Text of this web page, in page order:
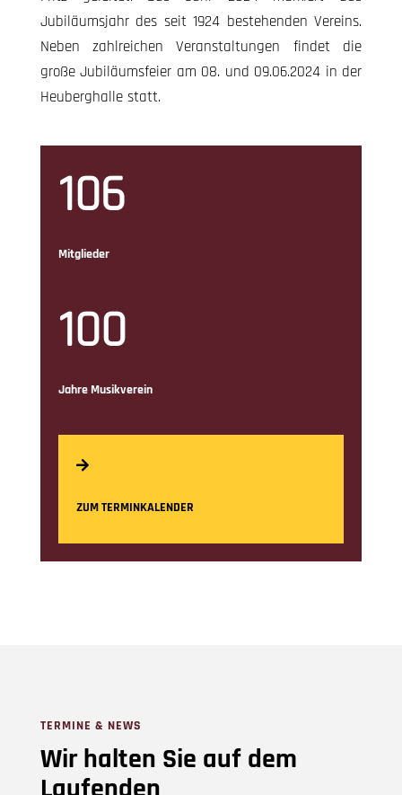
Jubiläumsjahr des seit 1924 bestehenden Vereins.
Neben zahlreichen Veranstaltungen findet die
große Jubiläumsfeier am 08. und 09.06.2024 in der
Heuberghalle statt.
106
Mitglieder
100
Jahre Musikverein

ZUM TERMINKALENDER
TERMINE & NEWS
Wir halten Sie auf dem